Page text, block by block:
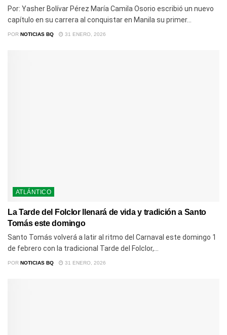
Por: Yasher Bolívar Pérez María Camila Osorio escribió un nuevo
capítulo en su carrera al conquistar en Manila su primer...
POR NOTICIAS BQ 31 ENERO, 2026
ATLÁNTICO
La Tarde del Folclor llenará de vida y tradición a Santo
Tomás este domingo
Santo Tomás volverá a latir al ritmo del Carnaval este domingo 1
de febrero con la tradicional Tarde del Folclor,...
POR NOTICIAS BQ 31 ENERO, 2026